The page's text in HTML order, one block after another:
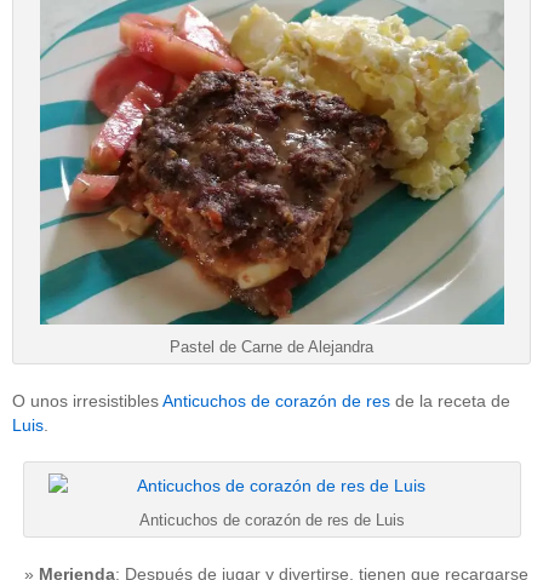
Pastel de Carne de Alejandra
O unos irresistiblesAnticuchos de corazón de res de la receta de
Luis.
Anticuchos de corazón de res de Luis
Merienda: Después de jugar y divertirse, tienen que recargarse